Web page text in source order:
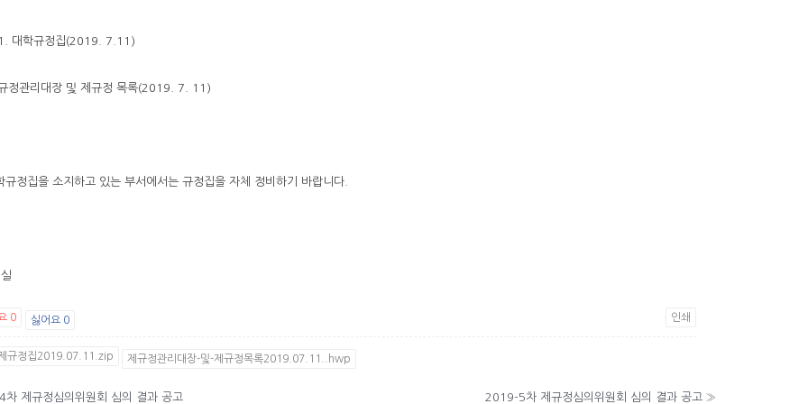
대학규정집(2019. 7.11)
정관리대장 및 제규정 목록(2019. 7. 11)
규정집을 소지하고 있는 부서에서는 규정집을 자체 정비하기 바랍니다.
0 싫어요 0 인쇄
규정집2019.07.11.zip 제규정관리대장-및-제규정목록2019.07.11..hwp
제규정심의위원회 심의 결과 공고 2019-5차 제규정심의위원회 심의 결과 공고 »